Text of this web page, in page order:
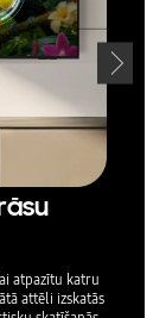
atpazītu katru
attēli izskatās